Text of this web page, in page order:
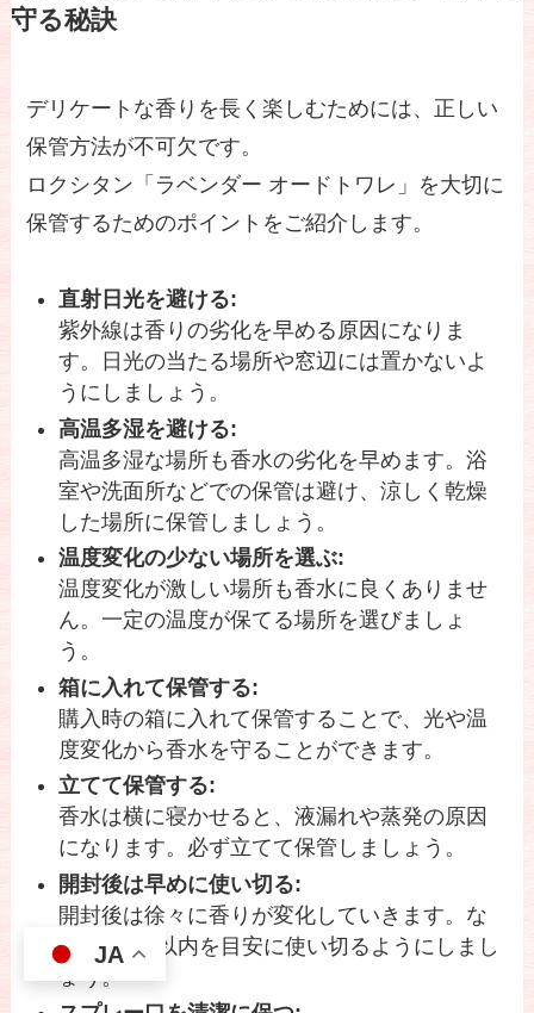
守る秘訣
デリケートな香りを長く楽しむためには、正しい
保管方法が不可欠です。
ロクシタン「ラベンダー オードトワレ」を大切に
保管するためのポイントをご紹介します。
直射日光を避ける:
紫外線は香りの劣化を早める原因になりま
す。日光の当たる場所や窓辺には置かないよ
うにしましょう。
高温多湿を避ける:
高温多湿な場所も香水の劣化を早めます。浴
室や洗面所などでの保管は避け、涼しく乾燥
した場所に保管しましょう。
温度変化の少ない場所を選ぶ:
温度変化が激しい場所も香水に良くありませ
ん。一定の温度が保てる場所を選びましょ
う。
箱に入れて保管する:
購入時の箱に入れて保管することで、光や温
度変化から香水を守ることができます。
立てて保管する:
香水は横に寝かせると、液漏れや蒸発の原因
になります。必ず立てて保管しましょう。
開封後は早めに使い切る:
開封後は徐々に香りが変化していきます。な
るべく1年以内を目安に使い切るようにしまし
ょう。
JA